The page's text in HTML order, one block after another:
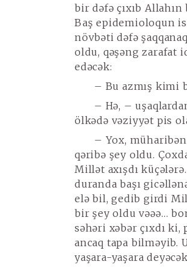
bir dəfə çıxıb
Baş epidemioloqun
növbəti dəfə
oldu, qəşəng zarafat
edəcək:
– Bu azmış kimi
– Hə, –
ölkədə vəziyyət pis
– Yox,
qəribə şey oldu.
Millət axışdı
duranda başı
elə bil, gedib girdi
bir şey oldu vəəə…
səhəri xəbər çıxdı
ancaq tapa bilməyib.
yaşara-yaşara